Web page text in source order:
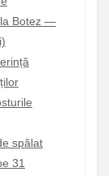
la Botez —
spălat
31